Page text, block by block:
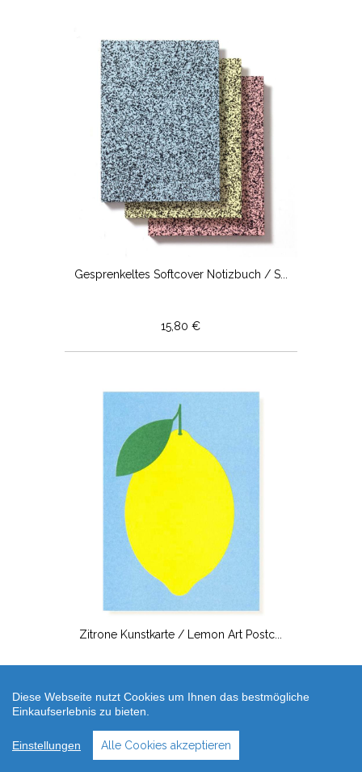
Gesprenkeltes Softcover Notizbuch / S...
15,80 €
Zitrone Kunstkarte / Lemon Art Postc...
Diese Webseite nutzt Cookies um Ihnen das bestmögliche
Einkaufserlebnis zu bieten.
Einstellungen Alle Cookies akzeptieren